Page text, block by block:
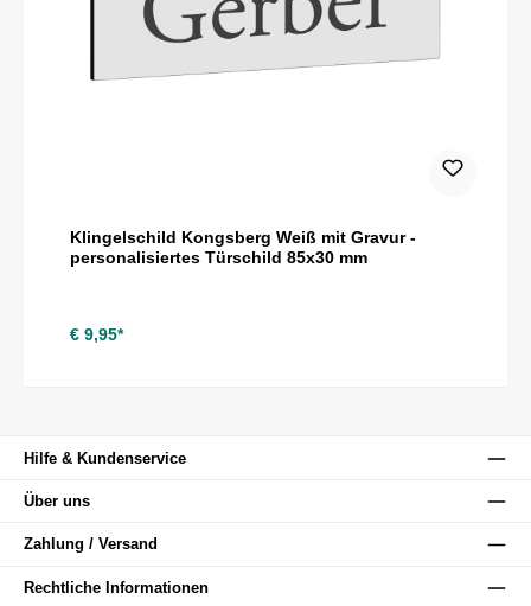
Klingelschild Kongsberg Weiß mit Gravur -
personalisiertes Türschild 85x30 mm
€ 9,95*
Hilfe & Kundenservice
Über uns
Zahlung / Versand
Rechtliche Informationen